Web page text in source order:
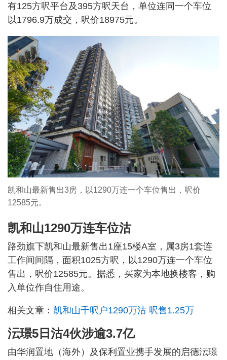
有125方呎平台及395方呎天台，单位连同一个车位
以1796.9万成交，呎价18975元。
凯和山最新售出3房，以1290万连一个车位售出，呎价
12585元。
凯和山1290万连车位沽
路劲旗下凯和山最新售出1座15楼A室，属3房1套连
工作间间隔，面积1025方呎，以1290万连一个车位
售出，呎价12585元。据悉，买家为本地换楼客，购
入单位作自住用途。
相关文章： 凯和山千呎户1290万沽 呎售1.25万
沄璟5日沽4伙涉逾3.7亿
由华润置地（海外）及保利置业携手发展的启德沄璟